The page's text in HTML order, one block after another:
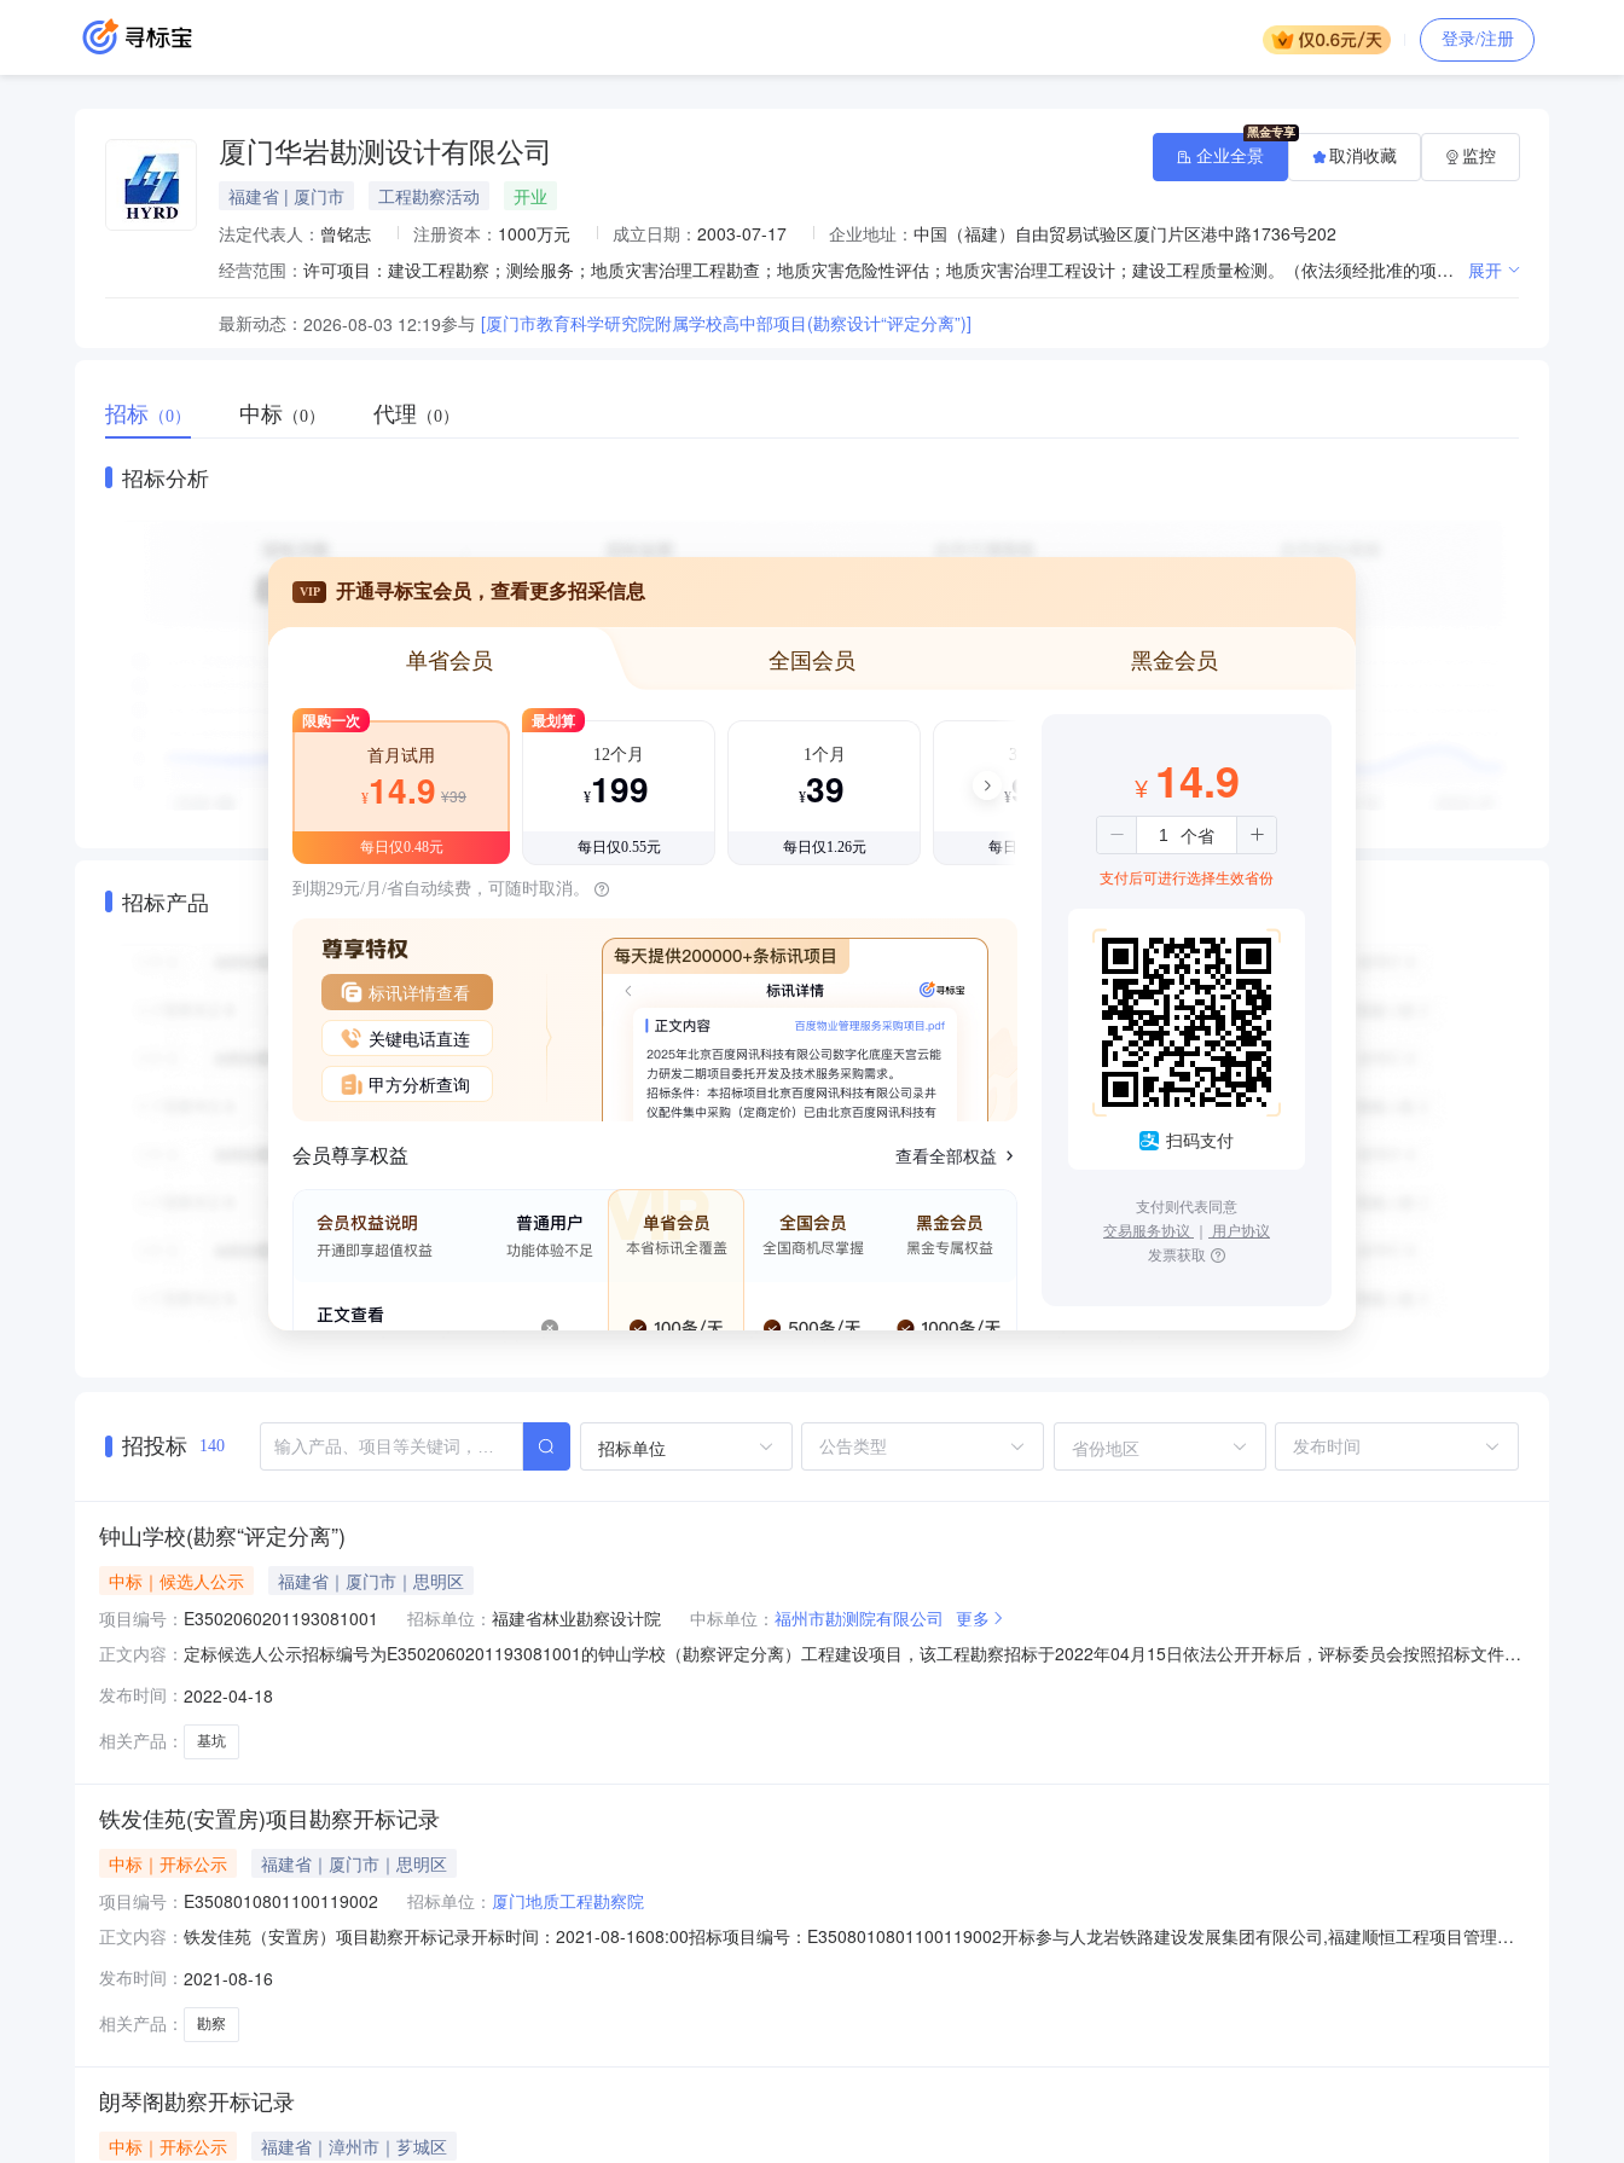
登录/注册
厦门华岩勘测设计有限公司
福建省 | 厦门市 工程勘察活动
开业
法定代表人： 曾铭志 注册资本： 1000万元 成立日期： 2003-07-17 企业地址： 中国（福建）自由贸易试验区厦门片区港中路1736号202
经营范围：
许可项目：建设工程勘察；测绘服务；地质灾害治理工程勘查；地质灾害危险性评估；地质灾害治理工程设计；建设工程质量检测。（依法须经批准的项目，经相关部门批准后方可开展经营活动，具体经营项目以相关部门批准文件或许可证件为准）一般项目：土壤污染治理与修复服务；生态恢复及生态保护服务；地理遥感信息服务；环保咨询服务；工程和技术研究和试验发展。（除依法须经批准的项目外，凭营业执照依法自主开展经营活动） 展开
最新动态： 2026-08-03 12:19参与 [厦门市教育科学研究院附属学校高中部项目(勘察设计“评定分离”)]
企业全景 取消收藏 监控
招标 （0） 中标 （0） 代理 （0）
招标分析
招标产品
VIP 开通寻标宝会员，查看更多招采信息
单省会员 全国会员 黑金会员
限购一次
首月试用
¥14.9 ¥39
每日仅0.48元
最划算
12个月
¥199
每日仅0.55元
1个月
¥39
每日仅1.26元
3个月
¥99
每日仅1.08元
到期29元/月/省自动续费，可随时取消。
标讯详情查看
关键电话直连
甲方分析查询
会员尊享权益 查看全部权益
¥ 14.9
支付后可进行选择生效省份
扫码支付
支付则代表同意
交易服务协议 ｜ 用户协议
发票获取
招投标 140 招标单位 省份地区
钟山学校(勘察“评定分离”)
中标｜候选人公示
福建省｜厦门市｜思明区
项目编号： E3502060201193081001 招标单位： 福建省林业勘察设计院 中标单位： 福州市勘测院有限公司 更多
正文内容： 定标候选人公示招标编号为E3502060201193081001的钟山学校（勘察评定分离）工程建设项目，该工程勘察招标于2022年04月15日依法公开开标后，评标委员会按照招标文件规
标的主要内容定标候选人勘察费报价勘察服务期限质量标准项目勘察负责人注册证书编号编号西北综合勘察设计研究院2659145勘察人收到发包人通知后10日历天内完成初勘并提交
初步勘察报告，
发布时间： 2022-04-18
相关产品：
基坑
铁发佳苑(安置房)项目勘察开标记录
中标｜开标公示
福建省｜厦门市｜思明区
项目编号： E3508010801100119002 招标单位： 厦门地质工程勘察院
正文内容： 铁发佳苑（安置房）项目勘察开标记录开标时间：2021-08-1608:00招标项目编号：E3508010801100119002开标参与人龙岩铁路建设发展集团有限公司,福建顺恒工程项目管理有
级别执业资格证书注册编号投标价勘察周期投标保证金递交情况开标备注1翰林（福建）勘察设计有限公司梁耀俊一级AY1835005481873200.00
发布时间： 2021-08-16
相关产品：
勘察
朗琴阁勘察开标记录
中标｜开标公示
福建省｜漳州市｜芗城区